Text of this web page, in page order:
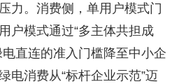
力。消费侧，单用户模式门
户模式通过“多主体共担成
直连的准入门槛降至中小企
电消费从“标杆企业示范”迈